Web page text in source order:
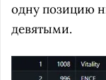
одну позицию
девятыми.